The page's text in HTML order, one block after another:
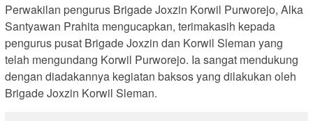
‎Perwakilan pengurus Brigade Joxzin Korwil Purworejo, Alka
Santyawan Prahita mengucapkan, terimakasih kepada
pengurus pusat Brigade Joxzin dan Korwil Sleman yang
telah mengundang Korwil Purworejo. Ia sangat mendukung
dengan diadakannya kegiatan baksos yang dilakukan oleh
Brigade Joxzin Korwil Sleman.